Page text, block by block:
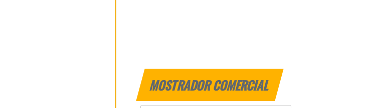
MOSTRADOR COMERCIAL